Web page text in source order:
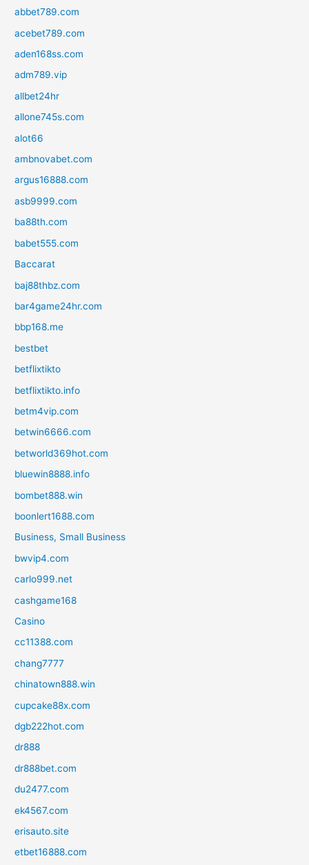
abbet789.com
acebet789.com
aden168ss.com
adm789.vip
allbet24hr
allone745s.com
alot66
ambnovabet.com
argus16888.com
asb9999.com
ba88th.com
babet555.com
Baccarat
baj88thbz.com
bar4game24hr.com
bbp168.me
bestbet
betflixtikto
betflixtikto.info
betm4vip.com
betwin6666.com
betworld369hot.com
bluewin8888.info
bombet888.win
boonlert1688.com
Business, Small Business
bwvip4.com
carlo999.net
cashgame168
Casino
cc11388.com
chang7777
chinatown888.win
cupcake88x.com
dgb222hot.com
dr888
dr888bet.com
du2477.com
ek4567.com
erisauto.site
etbet16888.com